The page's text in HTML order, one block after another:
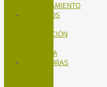
ENTRENAMIENTO
SERVICIOS
MANTENCIÓN
BICICLETA
TROTADORAS